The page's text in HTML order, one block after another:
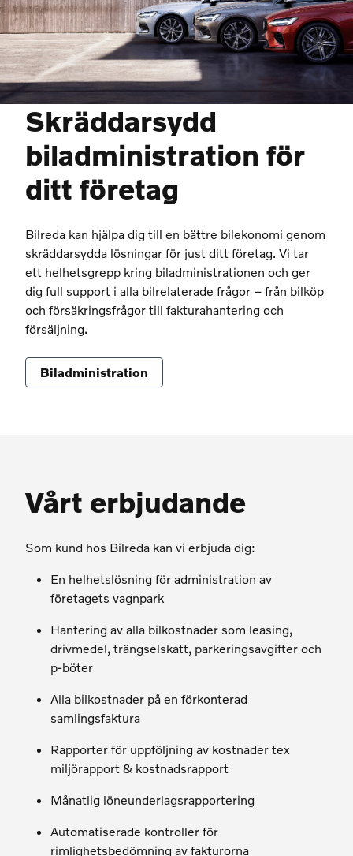
Skräddarsydd
biladministration för
ditt företag
Bilreda kan hjälpa dig till en bättre bilekonomi genom
skräddarsydda lösningar för just ditt företag. Vi tar
ett helhetsgrepp kring biladministrationen och ger
dig full support i alla bilrelaterade frågor – från bilköp
och försäkringsfrågor till fakturahantering och
försäljning.
Biladministration
Vårt erbjudande
Som kund hos Bilreda kan vi erbjuda dig:
En helhetslösning för administration av
företagets vagnpark
Hantering av alla bilkostnader som leasing,
drivmedel, trängselskatt, parkeringsavgifter och
p-böter
Alla bilkostnader på en förkonterad
samlingsfaktura
Rapporter för uppföljning av kostnader tex
miljörapport & kostnadsrapport
Månatlig löneunderlagsrapportering
Automatiserade kontroller för
rimlighetsbedömning av fakturorna